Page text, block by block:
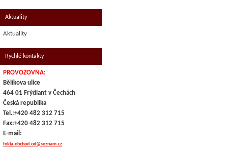
Aktuality
Aktuality
Rychlé kontakty
PROVOZOVNA:
Bělíkova ulice
464 01 Frýdlant v Čechách
Česká republika
Tel.:+420 482 312 715
Fax:+420 482 312 715
E-mail:
folda.obchod.od@seznam.cz